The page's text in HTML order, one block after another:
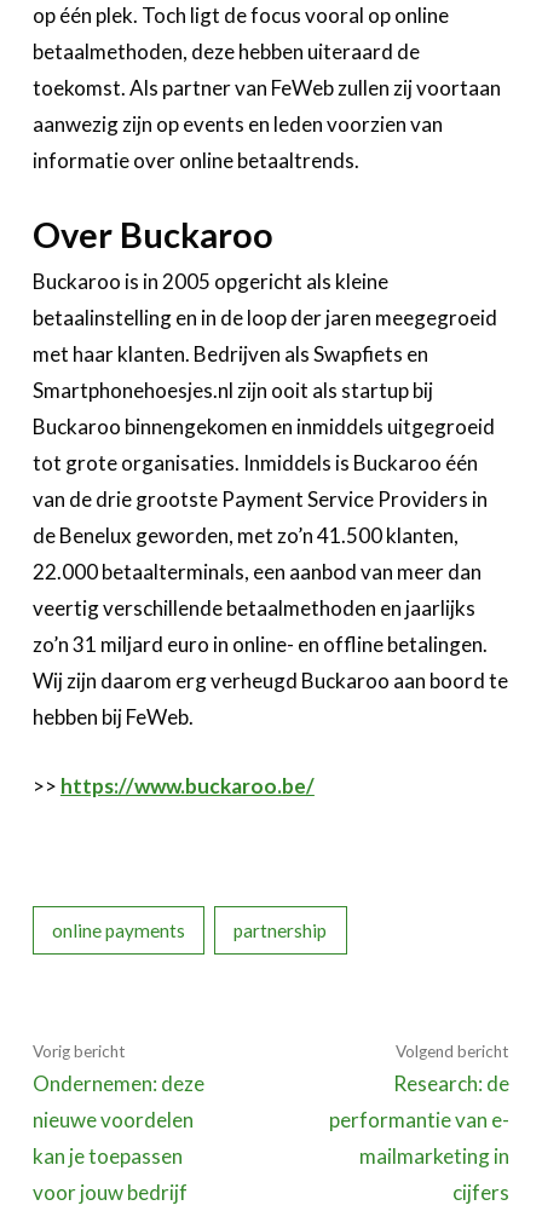
op één plek. Toch ligt de focus vooral op online
betaalmethoden, deze hebben uiteraard de
toekomst. Als partner van FeWeb zullen zij voortaan
aanwezig zijn op events en leden voorzien van
informatie over online betaaltrends.
Over Buckaroo
Buckaroo is in 2005 opgericht als kleine
betaalinstelling en in de loop der jaren meegegroeid
met haar klanten. Bedrijven als Swapfiets en
Smartphonehoesjes.nl zijn ooit als startup bij
Buckaroo binnengekomen en inmiddels uitgegroeid
tot grote organisaties. Inmiddels is Buckaroo één
van de drie grootste Payment Service Providers in
de Benelux geworden, met zo’n 41.500 klanten,
22.000 betaalterminals, een aanbod van meer dan
veertig verschillende betaalmethoden en jaarlijks
zo’n 31 miljard euro in online- en offline betalingen.
Wij zijn daarom erg verheugd Buckaroo aan boord te
hebben bij FeWeb.
>> https://www.buckaroo.be/
online payments partnership
Vorig bericht
Ondernemen: deze
nieuwe voordelen
kan je toepassen
voor jouw bedrijf
Volgend bericht
Research: de
performantie van e-
mailmarketing in
cijfers